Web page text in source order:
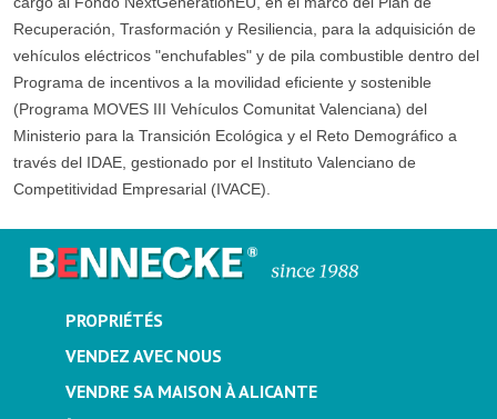
Recuperación, Trasformación y Resiliencia, para la adquisición de
vehículos eléctricos "enchufables" y de pila combustible dentro del
Programa de incentivos a la movilidad eficiente y sostenible
(Programa MOVES III Vehículos Comunitat Valenciana) del
Ministerio para la Transición Ecológica y el Reto Demográfico a
través del IDAE, gestionado por el Instituto Valenciano de
Competitividad Empresarial (IVACE).
PROPRIÉTÉS
VENDEZ AVEC NOUS
VENDRE SA MAISON À ALICANTE